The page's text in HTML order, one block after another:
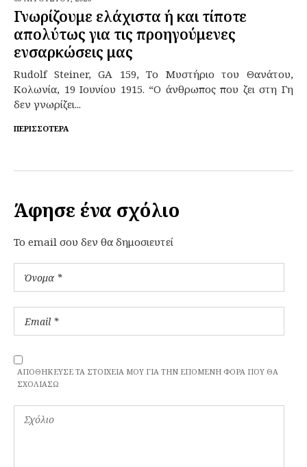
Γνωρίζουμε ελάχιστα ή και τίποτε
απολύτως για τις προηγούμενες
ενσαρκώσεις μας
Rudolf Steiner, GA 159, Το Μυστήριο του Θανάτου,
Κολωνία, 19 Ιουνίου 1915. “Ο άνθρωπος που ζει στη Γη
δεν γνωρίζει...
ΠΕΡΙΣΣΌΤΕΡΑ
Άφησε ένα σχόλιο
To email σου δεν θα δημοσιευτεί
ΑΠΟΘΉΚΕΥΣΕ ΤΑ ΣΤΟΙΧΕΊΑ ΜΟΥ ΓΙΑ ΤΗΝ ΕΠΌΜΕΝΗ ΦΟΡΆ ΠΟΥ ΘΑ
ΣΧΟΛΙΆΣΩ